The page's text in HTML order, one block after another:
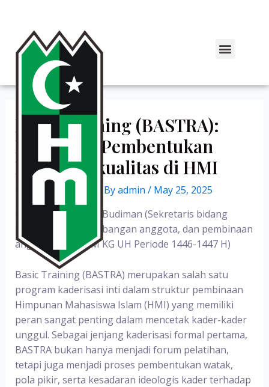
Basic Training (BASTRA):
Pilar Awal Pembentukan
Kader Berkualitas di HMI
/ Byadmin / May 25, 2025
Ditulis oleh: M. Arif Budiman (Sekretaris bidang
penelitian, pengembangan anggota, dan pembinaan
anggota HMI KOM KG UH Periode 1446-1447 H)
Basic Training (BASTRA) merupakan salah satu
program kaderisasi inti dalam struktur pembinaan
Himpunan Mahasiswa Islam (HMI) yang memiliki
peran sangat penting dalam mencetak kader-kader
unggul. Sebagai jenjang kaderisasi formal pertama,
BASTRA bukan hanya menjadi forum pelatihan,
tetapi juga menjadi proses pembentukan watak,
pola pikir, serta kesadaran ideologis kader terhadap